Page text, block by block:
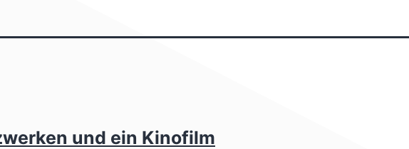
und ein Kinofilm